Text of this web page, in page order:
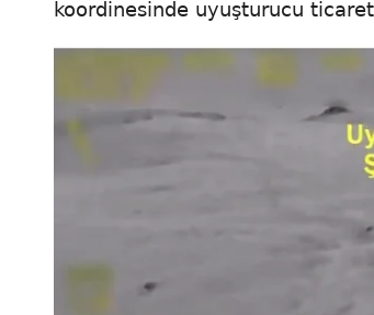
koordinesinde uyuşturucu